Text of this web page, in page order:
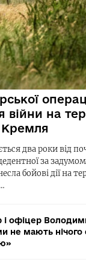
війни на
Кремля
два роки від
за
бойові дії на
і офіцер
не мають нічого